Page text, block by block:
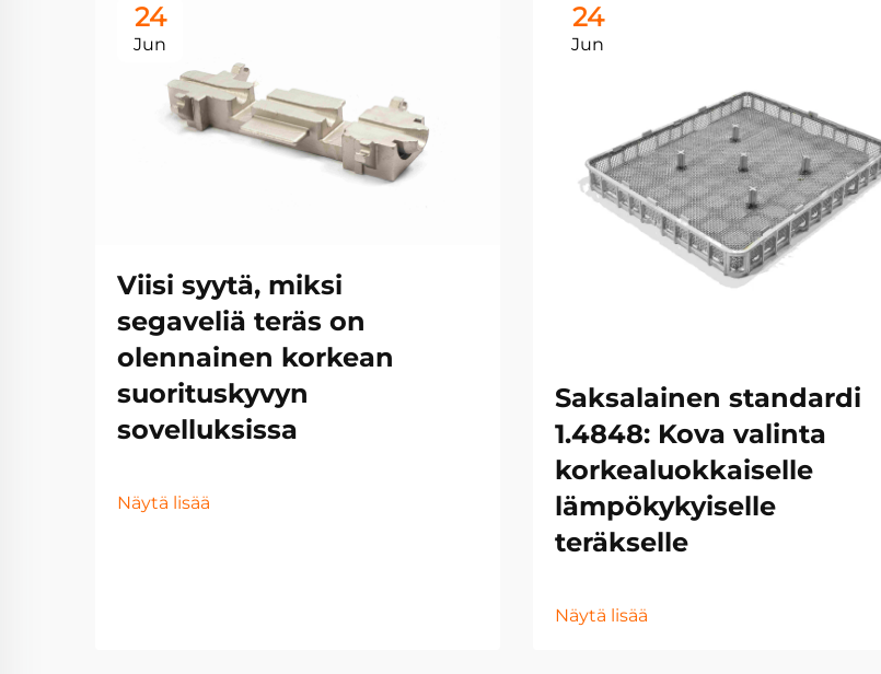
24
Jun
Viisi syytä, miksi
segaveliä teräs on
olennainen korkean
suorituskyvyn
sovelluksissa
Näytä lisää
24
Jun
Saksalainen standardi
1.4848: Kova valinta
korkealuokkaiselle
lämpökykyiselle
teräkselle
Näytä lisää